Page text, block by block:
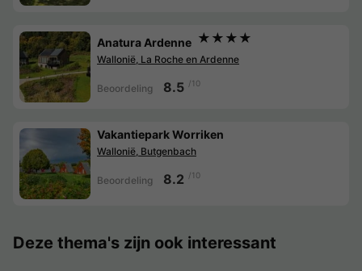
Anatura Ardenne ★★★★
Wallonië, La Roche en Ardenne
Beoordeling 8.5 /10
Vakantiepark Worriken
Wallonië, Butgenbach
Beoordeling 8.2 /10
Deze thema's zijn ook interessant